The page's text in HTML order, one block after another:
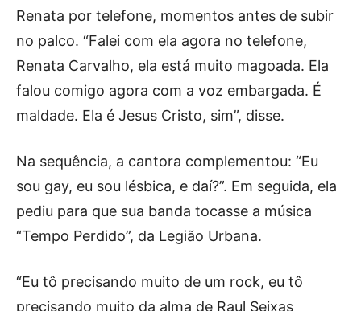
Renata por telefone, momentos antes de subir
no palco. “Falei com ela agora no telefone,
Renata Carvalho, ela está muito magoada. Ela
falou comigo agora com a voz embargada. É
maldade. Ela é Jesus Cristo, sim”, disse.
Na sequência, a cantora complementou: “Eu
sou gay, eu sou lésbica, e daí?”. Em seguida, ela
pediu para que sua banda tocasse a música
“Tempo Perdido”, da Legião Urbana.
“Eu tô precisando muito de um rock, eu tô
precisando muito da alma de Raul Seixas